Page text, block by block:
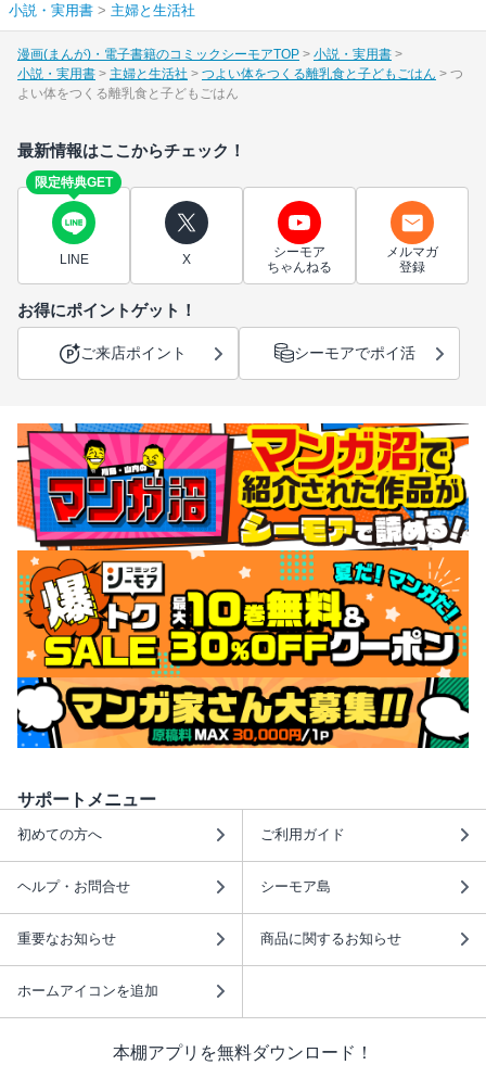
小説・実用書 > 主婦と生活社
漫画(まんが)・電子書籍のコミックシーモアTOP
小説・実用書
小説・実用書
主婦と生活社 つよい体をつくる離乳食と子どもごはん
つ
よい体をつくる離乳食と子どもごはん
最新情報はここからチェック！
限定特典GET
LINE X
シーモア
ちゃんねる
メルマガ
登録
お得にポイントゲット！
ご来店ポイント シーモアでポイ活
サポートメニュー
初めての方へ ご利用ガイド
ヘルプ・お問合せ シーモア島
重要なお知らせ 商品に関するお知らせ
ホームアイコンを追加
本棚アプリを無料ダウンロード！